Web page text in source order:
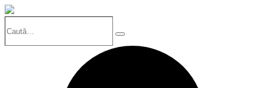
Search